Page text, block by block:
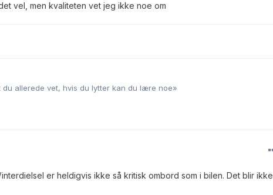
vel, men kvaliteten vet jeg ikke noe om
allerede vet, hvis du lytter kan du lære noe»
er heldigvis ikke så kritisk ombord som i bilen. Det blir ikke